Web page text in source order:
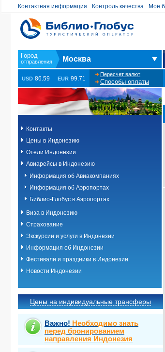
Контактная информация Контроль качества Моё
Москва
USD 86.59 EUR 99.71
Пересчет валют
Способы оплаты
Контакты
Цены в Индонезию
Отели Индонезии
Авиарейсы в Индонезию
Информация об Авиакомпаниях
Информация об Аэропортах
Библио-Глобус в Аэропортах
Виза в Индонезию
Страхование
Экскурсии и услуги в Индонезии
Информация об Индонезии
Фестивали и праздники в Индонезии
Новости Индонезии
Цены на индивидуальные трансферы
Важно! Необходимо знать
перед бронированием
направления Индонезия